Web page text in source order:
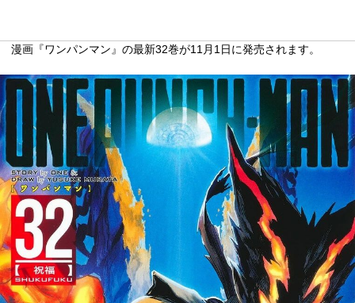
漫画『ワンパンマン』の最新32巻が11月1日に発売されます。